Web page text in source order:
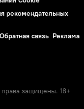
рекомендательных
Обратная связь Реклама
защищены. 18+